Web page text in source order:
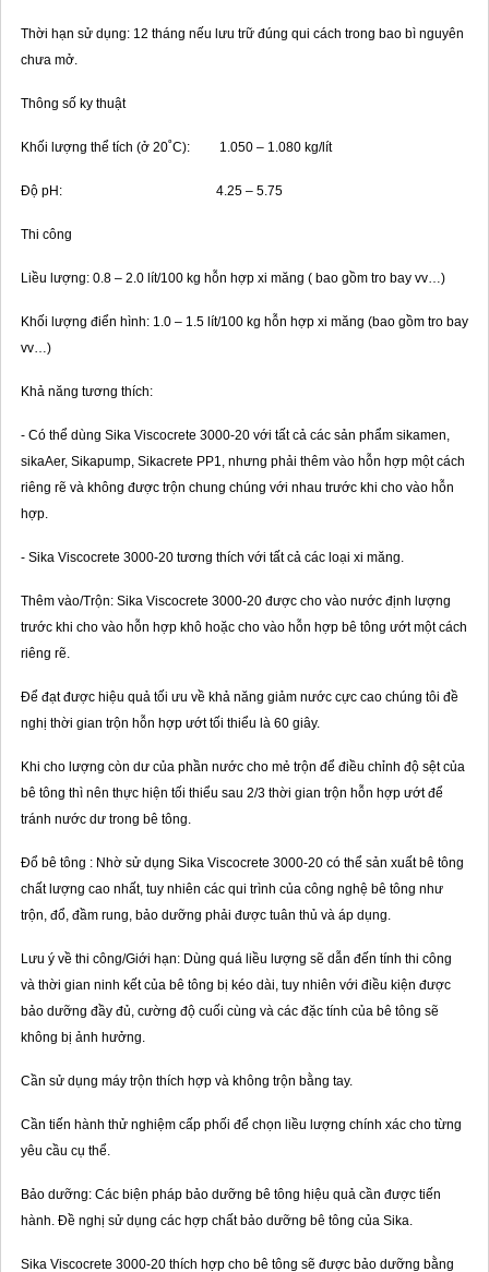
Thời hạn sử dụng: 12 tháng nếu lưu trữ đúng qui cách trong bao bì nguyên
chưa mở.
Thông số ky thuật
Khối lượng thể tích (ở 20˚C): 1.050 – 1.080 kg/lít
Độ pH: 4.25 – 5.75
Thi công
Liều lượng: 0.8 – 2.0 lít/100 kg hỗn hợp xi măng ( bao gồm tro bay vv…)
Khối lượng điển hình: 1.0 – 1.5 lít/100 kg hỗn hợp xi măng (bao gồm tro bay
vv…)
Khả năng tương thích:
- Có thể dùng Sika Viscocrete 3000-20 với tất cả các sản phẩm sikamen,
sikaAer, Sikapump, Sikacrete PP1, nhưng phải thêm vào hỗn hợp một cách
riêng rẽ và không được trộn chung chúng với nhau trước khi cho vào hỗn
hợp.
- Sika Viscocrete 3000-20 tương thích với tất cả các loại xi măng.
Thêm vào/Trộn: Sika Viscocrete 3000-20 được cho vào nước định lượng
trước khi cho vào hỗn hợp khô hoặc cho vào hỗn hợp bê tông ướt một cách
riêng rẽ.
Để đạt được hiệu quả tối ưu về khả năng giảm nước cực cao chúng tôi đề
nghị thời gian trộn hỗn hợp ướt tối thiểu là 60 giây.
Khi cho lượng còn dư của phần nước cho mẻ trộn để điều chỉnh độ sệt của
bê tông thì nên thực hiện tối thiểu sau 2/3 thời gian trộn hỗn hợp ướt để
tránh nước dư trong bê tông.
Đổ bê tông : Nhờ sử dụng Sika Viscocrete 3000-20 có thể sản xuất bê tông
chất lượng cao nhất, tuy nhiên các qui trình của công nghệ bê tông như
trộn, đổ, đầm rung, bảo dưỡng phải được tuân thủ và áp dụng.
Lưu ý về thi công/Giới hạn: Dùng quá liều lượng sẽ dẫn đến tính thi công
và thời gian ninh kết của bê tông bị kéo dài, tuy nhiên với điều kiện được
bảo dưỡng đầy đủ, cường độ cuối cùng và các đặc tính của bê tông sẽ
không bị ảnh hưởng.
Cần sử dụng máy trộn thích hợp và không trộn bằng tay.
Cần tiến hành thử nghiệm cấp phối để chọn liều lượng chính xác cho từng
yêu cầu cụ thể.
Bảo dưỡng: Các biện pháp bảo dưỡng bê tông hiệu quả cần được tiến
hành. Đề nghị sử dụng các hợp chất bảo dưỡng bê tông của Sika.
Sika Viscocrete 3000-20 thích hợp cho bê tông sẽ được bảo dưỡng bằng